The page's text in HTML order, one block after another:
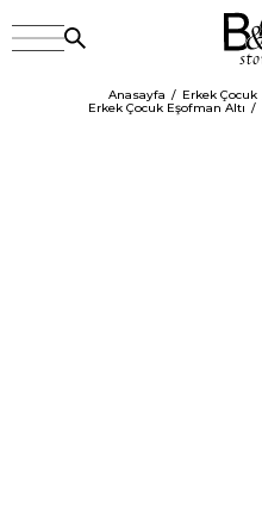
Anasayfa Erkek Çocuk
Erkek Çocuk Eşofman Altı